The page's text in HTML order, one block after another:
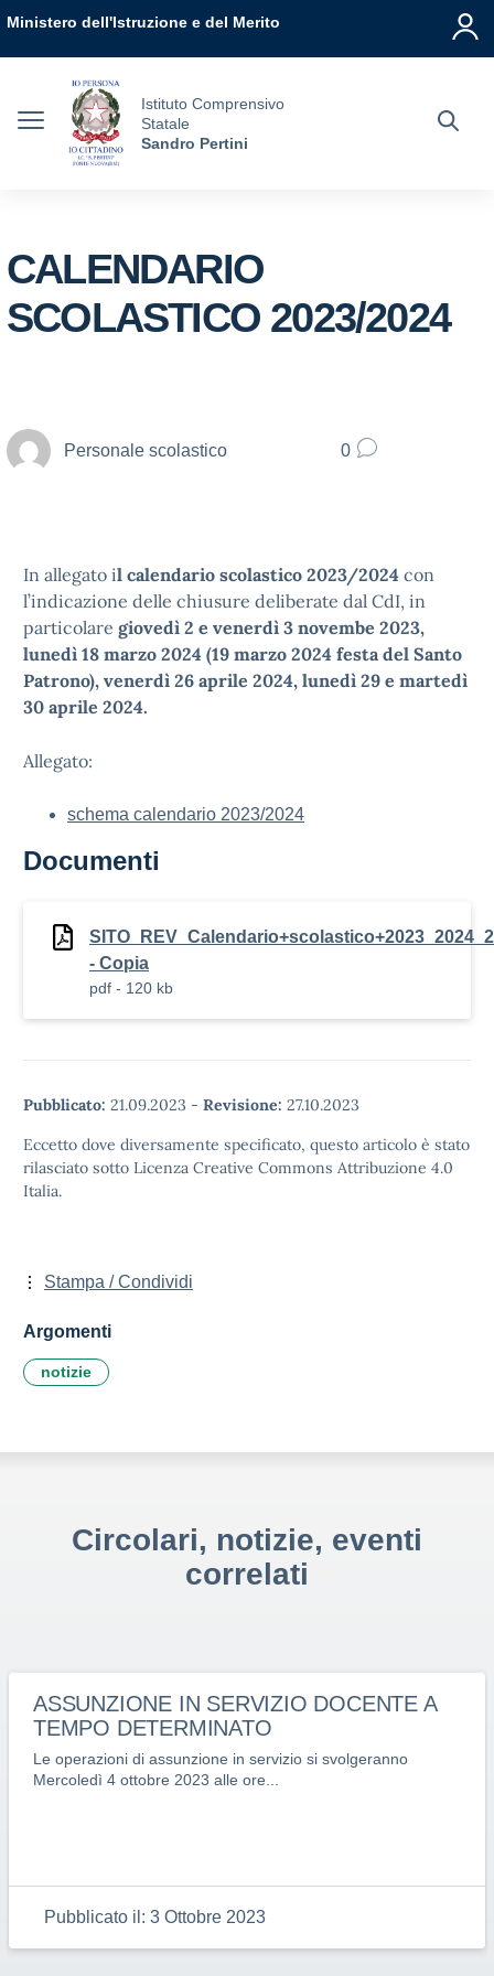
Ministero dell'Istruzione e del Merito
Istituto Comprensivo
Statale
Sandro Pertini
CALENDARIO
SCOLASTICO 2023/2024
Personale scolastico 0
In allegato il calendario scolastico 2023/2024 con
l’indicazione delle chiusure deliberate dal CdI, in
particolare giovedì 2 e venerdì 3 novembe 2023,
lunedì 18 marzo 2024 (19 marzo 2024 festa del Santo
Patrono), venerdì 26 aprile 2024, lunedì 29 e martedì
30 aprile 2024.
Allegato:
schema calendario 2023/2024
Documenti
- Copia
pdf - 120 kb
Pubblicato: 21.09.2023 - Revisione: 27.10.2023
Eccetto dove diversamente specificato, questo articolo è stato
rilasciato sotto Licenza Creative Commons Attribuzione 4.0
Italia.
Stampa / Condividi
Argomenti
notizie
Circolari, notizie, eventi
correlati
ASSUNZIONE IN SERVIZIO DOCENTE A
TEMPO DETERMINATO
Le operazioni di assunzione in servizio si svolgeranno
Mercoledì 4 ottobre 2023 alle ore...
Pubblicato il: 3 Ottobre 2023